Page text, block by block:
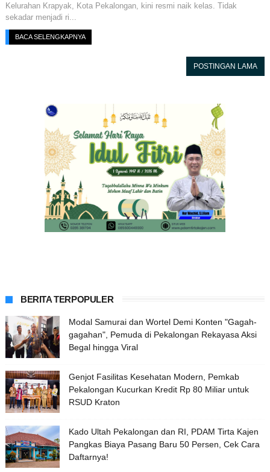
Kelurahan Krapyak, Kota Pekalongan, kini resmi naik kelas. Tidak
sekadar menjadi ri...
BACA SELENGKAPNYA
POSTINGAN LAMA
BERITA TERPOPULER
Modal Samurai dan Wortel Demi Konten "Gagah-
gagahan", Pemuda di Pekalongan Rekayasa Aksi
Begal hingga Viral
Genjot Fasilitas Kesehatan Modern, Pemkab
Pekalongan Kucurkan Kredit Rp 80 Miliar untuk
RSUD Kraton
Kado Ultah Pekalongan dan RI, PDAM Tirta Kajen
Pangkas Biaya Pasang Baru 50 Persen, Cek Cara
Daftarnya!